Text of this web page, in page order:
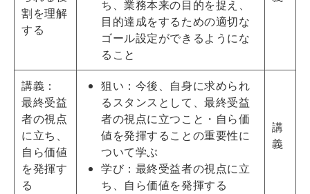
割を理解
する
ち、業務本来の目的を捉え、
目的達成をするための適切な
ゴール設定ができるようにな
ること
講義：
最終受益
者の視点
に立ち、
自ら価値
を発揮す
る
狙い：今後、自身に求められ
るスタンスとして、最終受益
者の視点に立つこと・自ら価
値を発揮することの重要性に
ついて学ぶ
学び：最終受益者の視点に立
ち、自ら価値を発揮する
講
義